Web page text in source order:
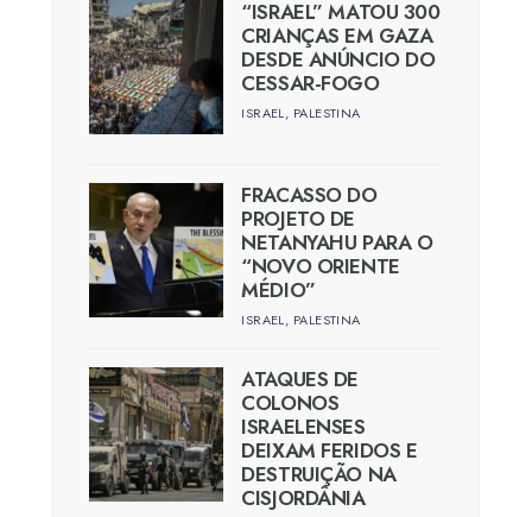
“ISRAEL” MATOU 300
CRIANÇAS EM GAZA
DESDE ANÚNCIO DO
CESSAR-FOGO
ISRAEL, PALESTINA
FRACASSO DO
PROJETO DE
NETANYAHU PARA O
“NOVO ORIENTE
MÉDIO”
ISRAEL, PALESTINA
ATAQUES DE
COLONOS
ISRAELENSES
DEIXAM FERIDOS E
DESTRUIÇÃO NA
CISJORDÂNIA